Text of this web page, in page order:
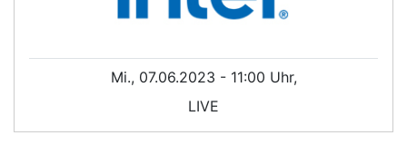
Mi., 07.06.2023 - 11:00 Uhr,
LIVE